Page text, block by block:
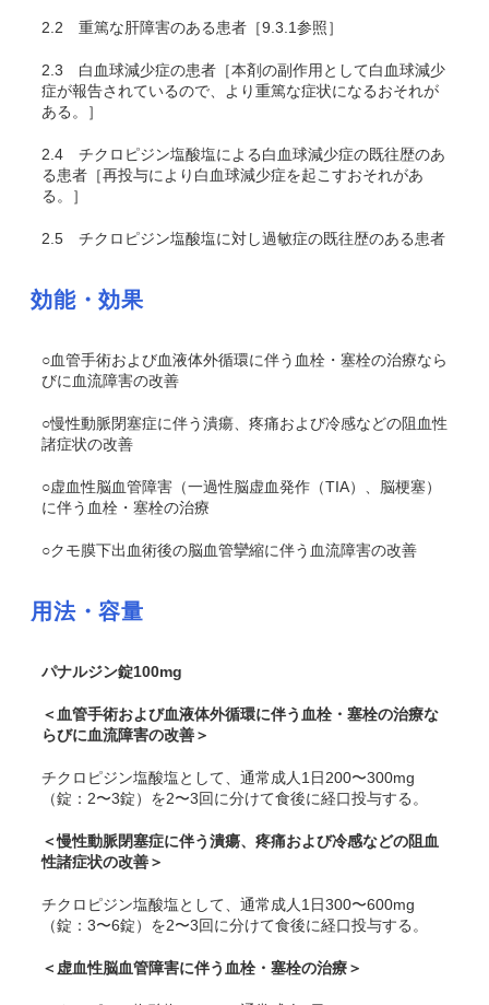
2.2 重篤な肝障害のある患者［9.3.1参照］
2.3 白血球減少症の患者［本剤の副作用として白血球減少
症が報告されているので、より重篤な症状になるおそれが
ある。］
2.4 チクロピジン塩酸塩による白血球減少症の既往歴のあ
る患者［再投与により白血球減少症を起こすおそれがあ
る。］
2.5 チクロピジン塩酸塩に対し過敏症の既往歴のある患者
効能・効果
○血管手術および血液体外循環に伴う血栓・塞栓の治療なら
びに血流障害の改善
○慢性動脈閉塞症に伴う潰瘍、疼痛および冷感などの阻血性
諸症状の改善
○虚血性脳血管障害（一過性脳虚血発作（TIA）、脳梗塞）
に伴う血栓・塞栓の治療
○クモ膜下出血術後の脳血管攣縮に伴う血流障害の改善
用法・容量
パナルジン錠100mg
＜血管手術および血液体外循環に伴う血栓・塞栓の治療な
らびに血流障害の改善＞
チクロピジン塩酸塩として、通常成人1日200〜300mg
（錠：2〜3錠）を2〜3回に分けて食後に経口投与する。
＜慢性動脈閉塞症に伴う潰瘍、疼痛および冷感などの阻血
性諸症状の改善＞
チクロピジン塩酸塩として、通常成人1日300〜600mg
（錠：3〜6錠）を2〜3回に分けて食後に経口投与する。
＜虚血性脳血管障害に伴う血栓・塞栓の治療＞